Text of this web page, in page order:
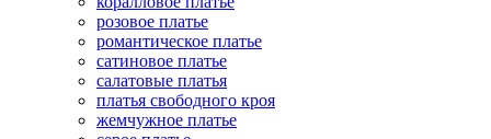
розовое платье
романтическое платье
сатиновое платье
салатовые платья
платья свободного кроя
жемчужное платье